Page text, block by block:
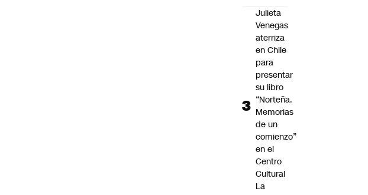
Julieta
Venegas
aterriza
en Chile
para
presentar
su libro
“Norteña.
Memorias
de un
comienzo”
en el
Centro
Cultural
La